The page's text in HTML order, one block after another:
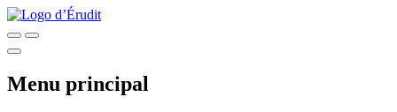
Menu principal